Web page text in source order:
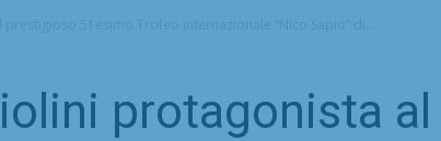
protagonista